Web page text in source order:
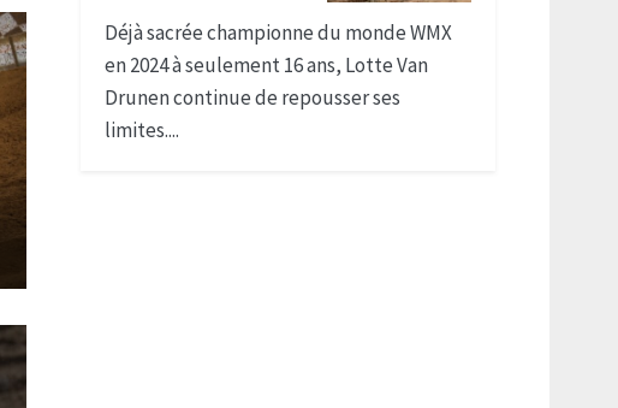
Déjà sacrée championne du monde WMX
en 2024 à seulement 16 ans, Lotte Van
Drunen continue de repousser ses
limites....